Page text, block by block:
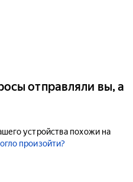
отправляли вы, а
устройства похожи на
произойти?